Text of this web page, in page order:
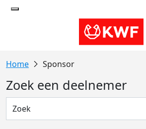
Sponsor
Zoek een deelnemer